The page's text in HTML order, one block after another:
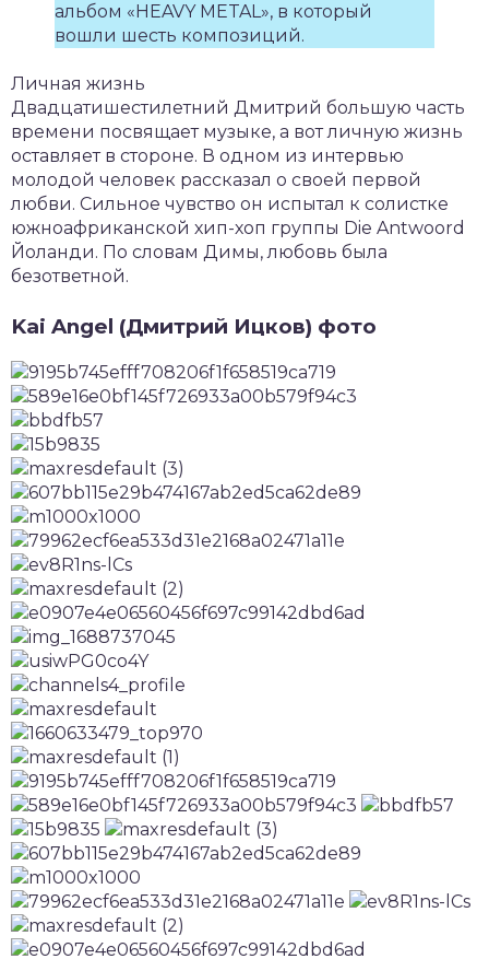
альбом «HEAVY METAL», в который
вошли шесть композиций.
Личная жизнь
Двадцатишестилетний Дмитрий большую часть
времени посвящает музыке, а вот личную жизнь
оставляет в стороне. В одном из интервью
молодой человек рассказал о своей первой
любви. Сильное чувство он испытал к солистке
южноафриканской хип-хоп группы Die Antwoord
Йоланди. По словам Димы, любовь была
безответной.
Kai Angel (Дмитрий Ицков) фото